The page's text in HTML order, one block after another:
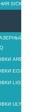
SICK
AREX
EOX
LIGHTER
ULYXE